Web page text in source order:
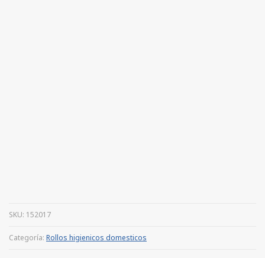
SKU: 152017
Categoría: Rollos higienicos domesticos